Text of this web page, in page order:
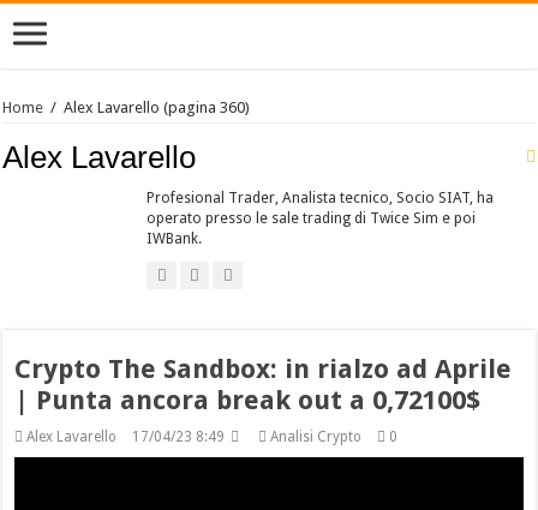
Home / Alex Lavarello (pagina 360)
Alex Lavarello
Profesional Trader, Analista tecnico, Socio SIAT, ha
operato presso le sale trading di Twice Sim e poi
IWBank.
Crypto The Sandbox: in rialzo ad Aprile
| Punta ancora break out a 0,72100$
Alex Lavarello 17/04/23 8:49 Analisi Crypto 0